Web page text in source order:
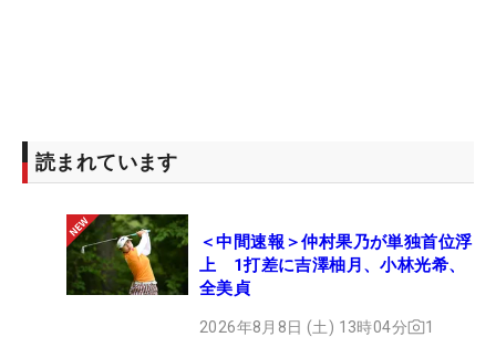
読まれています
＜中間速報＞仲村果乃が単独首位浮
上 1打差に吉澤柚月、小林光希、
全美貞
2026年8月8日 (土) 13時04分 1